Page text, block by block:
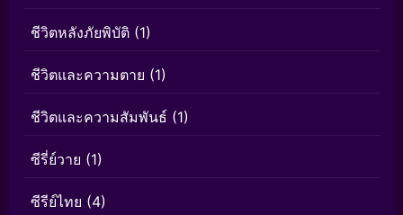
ชีวิตหลังภัยพิบัติ (1)
ชีวิตและความตาย (1)
ชีวิตและความสัมพันธ์ (1)
ซีรี่ย์วาย (1)
ซีรีย์ไทย (4)